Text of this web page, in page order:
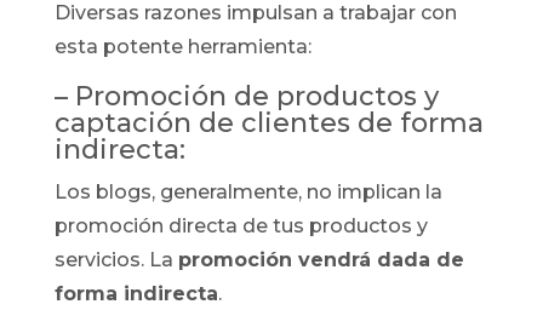
Diversas razones impulsan a trabajar con
esta potente herramienta:
– Promoción de productos y
captación de clientes de forma
indirecta:
Los blogs, generalmente, no implican la
promoción directa de tus productos y
servicios. La promoción vendrá dada de
forma indirecta.